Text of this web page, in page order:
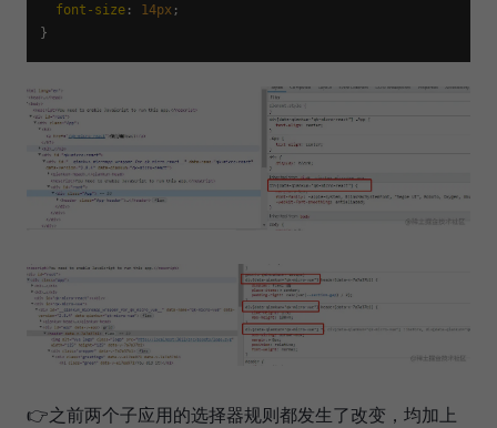
font-size : 14px ;
👉之前两个子应用的选择器规则都发生了改变，均加上